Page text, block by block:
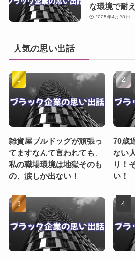
な環境で耐
2025年4月28日
人気の思い出話
雑貨屋ブルドッグが頑張っ
てますなんて言われても、
私の職場環境は地獄そのも
の、涙しか出ない！
70歳
ない
り！
い！